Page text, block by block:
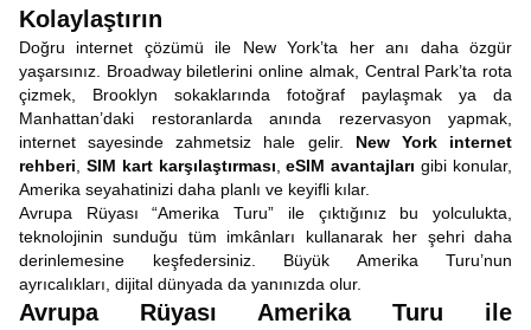
Kolaylaştırın
Doğru internet çözümü ile New York’ta her anı daha özgür
yaşarsınız. Broadway biletlerini online almak, Central Park’ta rota
çizmek, Brooklyn sokaklarında fotoğraf paylaşmak ya da
Manhattan’daki restoranlarda anında rezervasyon yapmak,
internet sayesinde zahmetsiz hale gelir. New York internet
rehberi
SIM kart karşılaştırması ,eSIM avantajları gibi konular,
Amerika seyahatinizi daha planlı ve keyifli kılar.
Avrupa Rüyası “Amerika Turu” ile çıktığınız bu yolculukta,
teknolojinin sunduğu tüm imkânları kullanarak her şehri daha
derinlemesine keşfedersiniz. Büyük Amerika Turu’nun
ayrıcalıkları, dijital dünyada da yanınızda olur.
Avrupa Rüyası Amerika Turu ile